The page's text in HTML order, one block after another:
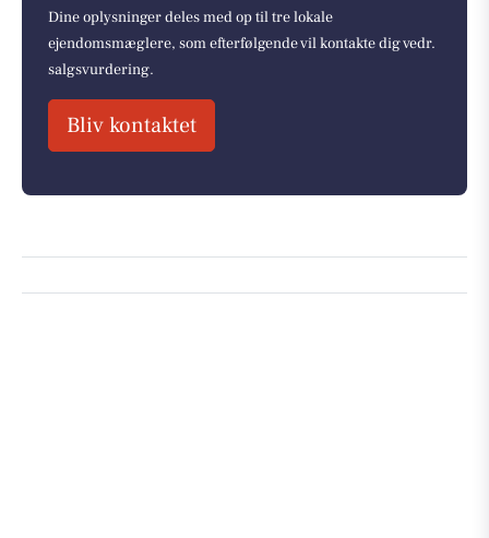
Dine oplysninger deles med op til tre lokale
ejendomsmæglere, som efterfølgende vil kontakte dig vedr.
salgsvurdering.
Bliv kontaktet